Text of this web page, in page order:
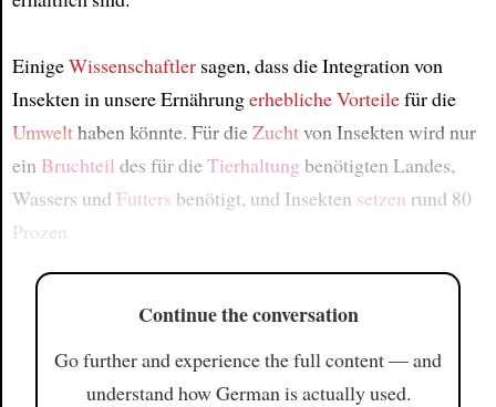
EinigeWissenschaftlersagen, dass die Integration von
Insekten in unsere Ernährungerhebliche Vorteilefür die
Umwelthaben könnte. Für dieZuchtvon Insekten wird nur
ein Bruchteil des für dieTierhaltung benötigten Landes,
Wassers und Futters benötigt, und Insekten setzen rund 80
Prozen
Continue the conversation
Go further and experience the full content — and
understand how German is actually used.